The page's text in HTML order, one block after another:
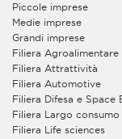
richiesta di
ad un convegno
personale,
al suddetto
gestione della
conferimento di
mancanza, non sarà possibile eseguire la Sua richiesta
di registrazione
seminario o
Piccole imprese
Medie imprese
Grandi imprese
Filiera Agroalimentare
Filiera Attrattività
Filiera Automotive
Filiera Difesa e Space
Filiera Largo consumo
Filiera Life sciences